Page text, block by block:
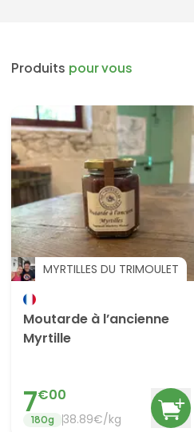
Produits pour vous
MYRTILLES DU TRIMOULET
Moutarde à l’ancienne
Myrtille
7€00
180g 38.89€/kg